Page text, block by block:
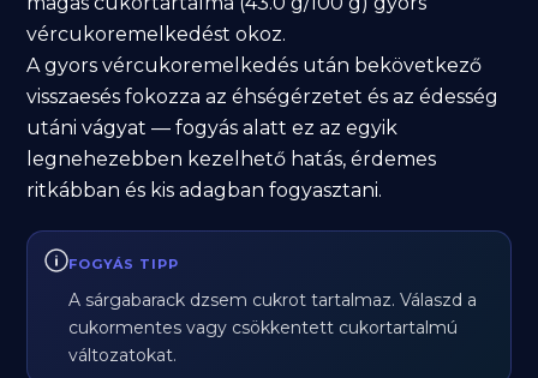
vércukoremelkedést okoz.
A gyors vércukoremelkedés után bekövetkező
visszaesés fokozza az éhségérzetet és az édesség
utáni vágyat — fogyás alatt ez az egyik
legnehezebben kezelhető hatás, érdemes
ritkábban és kis adagban fogyasztani.
FOGYÁS TIPP
A sárgabarack dzsem cukrot tartalmaz. Válaszd a
cukormentes vagy csökkentett cukortartalmú
változatokat.